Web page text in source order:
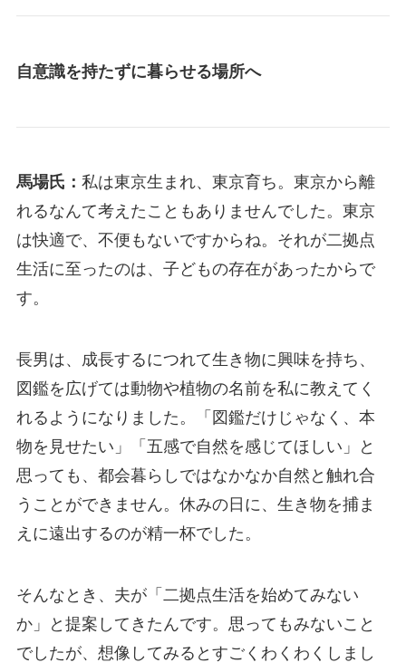
自意識を持たずに暮らせる場所へ
馬場氏： 私は東京生まれ、東京育ち。東京から離
れるなんて考えたこともありませんでした。東京
は快適で、不便もないですからね。それが二拠点
生活に至ったのは、子どもの存在があったからで
す。
長男は、成長するにつれて生き物に興味を持ち、
図鑑を広げては動物や植物の名前を私に教えてく
れるようになりました。「図鑑だけじゃなく、本
物を見せたい」「五感で自然を感じてほしい」と
思っても、都会暮らしではなかなか自然と触れ合
うことができません。休みの日に、生き物を捕ま
えに遠出するのが精一杯でした。
そんなとき、夫が「二拠点生活を始めてみない
か」と提案してきたんです。思ってもみないこと
でしたが、想像してみるとすごくわくわくしまし